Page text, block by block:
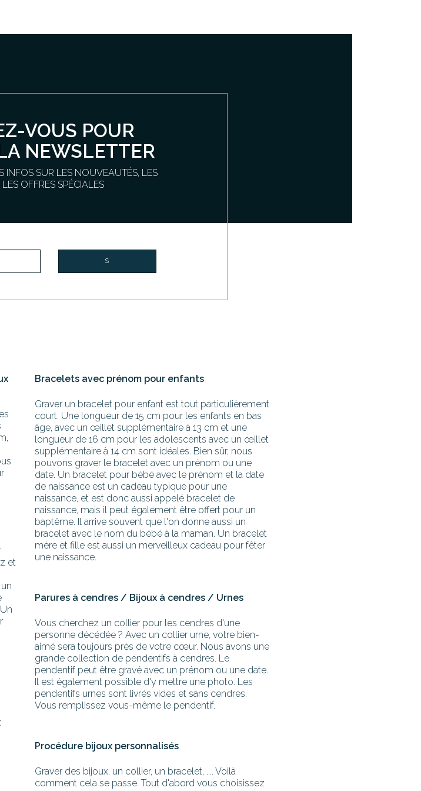
VOUS POUR
NEWSLETTER
INFOS SUR LES NOUVEAUTÉS, LES
OFFRES SPÉCIALES
et
Bracelets avec prénom pour enfants
Graver un bracelet pour enfant est tout particulièrement
court. Une longueur de 15 cm pour les enfants en bas
âge, avec un œillet supplémentaire à 13 cm et une
longueur de 16 cm pour les adolescents avec un œillet
supplémentaire à 14 cm sont idéales. Bien sûr, nous
pouvons graver le bracelet avec un prénom ou une
date. Un bracelet pour bébé avec le prénom et la date
de naissance est un cadeau typique pour une
naissance, et est donc aussi appelé bracelet de
naissance, mais il peut également être offert pour un
baptême. Il arrive souvent que l'on donne aussi un
bracelet avec le nom du bébé à la maman. Un bracelet
mère et fille est aussi un merveilleux cadeau pour fêter
une naissance.
Parures à cendres / Bijoux à cendres / Urnes
Vous cherchez un collier pour les cendres d'une
personne décédée ? Avec un collier urne, votre bien-
aimé sera toujours près de votre cœur. Nous avons une
grande collection de pendentifs à cendres. Le
pendentif peut être gravé avec un prénom ou une date.
Il est également possible d'y mettre une photo. Les
pendentifs urnes sont livrés vides et sans cendres.
Vous remplissez vous-même le pendentif.
Procédure bijoux personnalisés
Graver des bijoux, un collier, un bracelet, .... Voilà
comment cela se passe. Tout d'abord vous choisissez